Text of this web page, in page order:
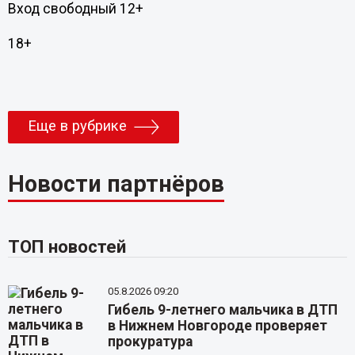
Вход свободный 12+
18+
Еще в рубрике
Новости партнёров
ТОП новостей
05.8.2026 09:20
Гибель 9-летнего мальчика в ДТП
в Нижнем Новгороде проверяет
прокуратура